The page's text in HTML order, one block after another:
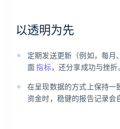
以透明为先
定期发送更新（例如，每月
面指标，还分享成功与挫折
在呈现数据的方式上保持一
资金时，稳健的报告记录会